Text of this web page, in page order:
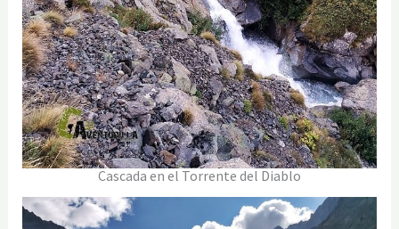
Cascada en el Torrente del Diablo